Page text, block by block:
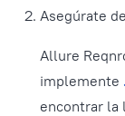
Asegúrate
Allure
implemente
encontrar la